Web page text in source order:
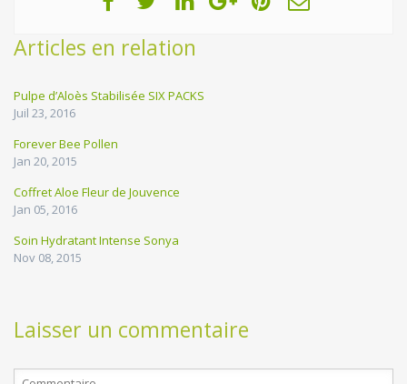
Articles en relation
Pulpe d’Aloès Stabilisée SIX PACKS
Juil 23, 2016
Forever Bee Pollen
Jan 20, 2015
Coffret Aloe Fleur de Jouvence
Jan 05, 2016
Soin Hydratant Intense Sonya
Nov 08, 2015
Laisser un commentaire